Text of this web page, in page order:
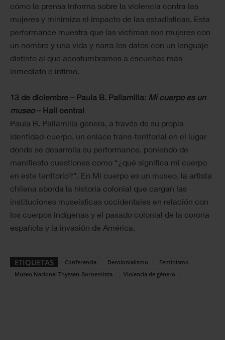
cómo la prensa informa sobre la violencia contra las
mujeres y minimiza el impacto de las estadísticas. Esta
performance muestra que las víctimas son mujeres con
un nombre y una vida y narra los datos con un lenguaje
distinto al que acostumbramos a escuchar, más
inmediato e íntimo.
13 de diciembre – Paula B. Pailamilla: Mi cuerpo es un
museo– Hall central
Paula B. Pailamilla genera, a través de su propia
identidad-cuerpo, un enlace trans-territorial en el lugar
donde se desarrolla su performance, poniendo de
manifiesto cuestiones como “¿qué significa mi cuerpo
en este territorio?”. En Mi cuerpo es un museo, la artista
chilena aborda la historia colonial que cargan las
instituciones museísticas occidentales en relación con
los cuerpos indígenas y el pasado colonial de la corona
española y la invasión de América.
ETIQUETAS Conferencia Decolonialismo
Feminismo
Museo Nacional Thyssen-Bornemisza
Violencia de género